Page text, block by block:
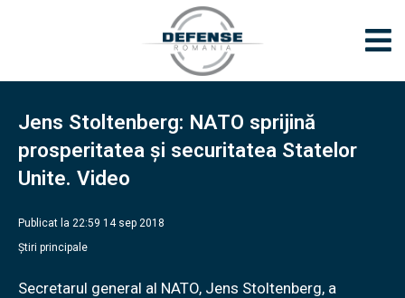
Jens Stoltenberg: NATO sprijină
prosperitatea și securitatea Statelor
Unite. Video
Publicat la 22:59 14 sep 2018
Știri principale
Secretarul general al NATO, Jens Stoltenberg, a